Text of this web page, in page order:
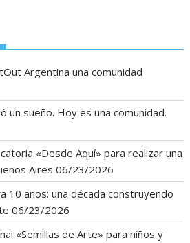
Argentina una comunidad
un sueño. Hoy es una comunidad.
«Desde Aquí» para realizar una
Aires 06/23/2026
10 años: una década construyendo
06/23/2026
«Semillas de Arte» para niños y